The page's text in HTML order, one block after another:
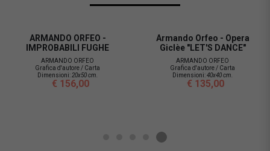
ARMANDO ORFEO -
IMPROBABILI FUGHE
ARMANDO ORFEO
Grafica d'autore / Carta
Dimensioni: 20x50 cm.
€ 156,00
Armando Orfeo - Opera
Giclèe "LET'S DANCE"
ARMANDO ORFEO
Grafica d'autore / Carta
Dimensioni:40x40 cm.
€ 135,00